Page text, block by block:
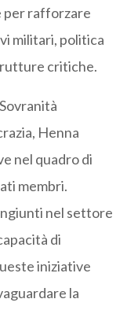
per rafforzare
militari, politica
critiche.
Henna
nel quadro di
membri.
nel settore
di
iniziative
la